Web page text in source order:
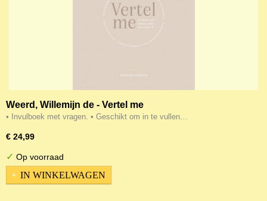
Weerd, Willemijn de - Vertel me
• Invulboek met vragen. • Geschikt om in te vullen…
€ 24,99
✓ Op voorraad
IN WINKELWAGEN